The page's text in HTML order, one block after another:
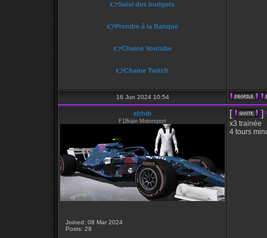
👉Suivi des budgets
👉Prendre à la Banque
👉Chaine Youtube
👉Chaine Twitch
16 Jun 2024 10:54
elthib
F1Brain Motorsport
Joined: 08 Mar 2024
Posts: 28
[ ]
x3 trainée
4 tours